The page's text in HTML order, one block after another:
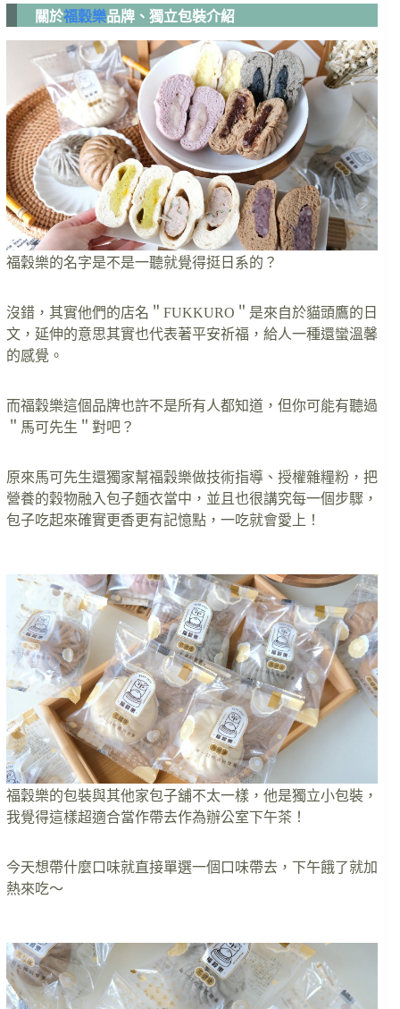
關於福穀樂品牌、獨立包裝介紹
福穀樂的名字是不是一聽就覺得挺日系的？
沒錯，其實他們的店名＂FUKKURO＂是來自於貓頭鷹的日
文，延伸的意思其實也代表著平安祈福，給人一種還蠻溫馨
的感覺。
而福穀樂這個品牌也許不是所有人都知道，但你可能有聽過
＂馬可先生＂對吧？
原來馬可先生還獨家幫福穀樂做技術指導、授權雜糧粉，把
營養的穀物融入包子麵衣當中，並且也很講究每一個步驟，
包子吃起來確實更香更有記憶點，一吃就會愛上！
福穀樂的包裝與其他家包子舖不太一樣，他是獨立小包裝，
我覺得這樣超適合當作帶去作為辦公室下午茶！
今天想帶什麼口味就直接單選一個口味帶去，下午餓了就加
熱來吃～